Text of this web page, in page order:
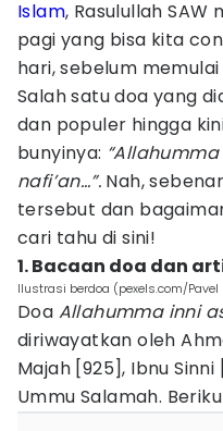
Islam, Rasulullah
pagi yang bisa kita
hari, sebelum
Salah satu doa yang
dan populer hingga
bunyinya:
nafi’an…”. Nah,
tersebut dan
cari tahu di sini!
1. Bacaan doa dan
Ilustrasi berdoa (pexels.com/Pavel
Doa Allahumma inni
diriwayatkan oleh
Majah [925], Ibnu Sinni
Ummu Salamah.